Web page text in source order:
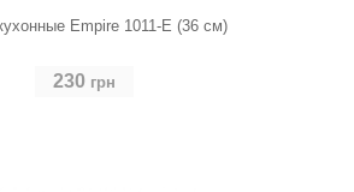
Empire 1011-E (36 см)
230 грн